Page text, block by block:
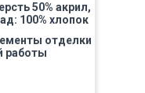
50% акрил,
100% хлопок
отделки
работы